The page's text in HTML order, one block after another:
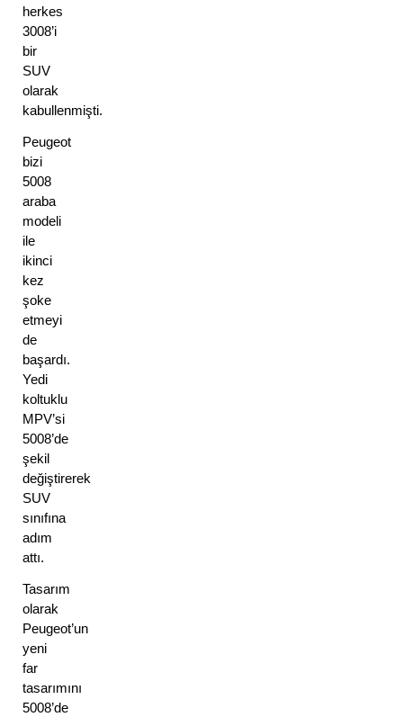
herkes
3008’i
bir
SUV
olarak
Peugeot
bizi
5008
araba
modeli
ile
ikinci
kez
şoke
etmeyi
de
başardı.
Yedi
koltuklu
MPV’si
5008’de
şekil
değiştirerek
SUV
sınıfına
adım
attı.
Tasarım
olarak
Peugeot’un
yeni
far
tasarımını
5008’de